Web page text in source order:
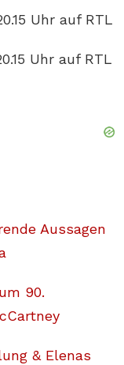
Uhr auf RTL
Uhr auf RTL
Aussagen
90.
& Elenas